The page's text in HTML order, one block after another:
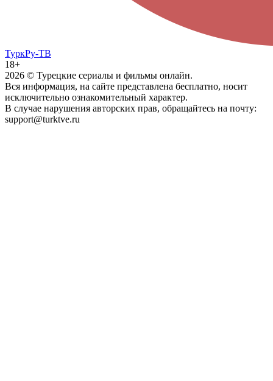
ТуркРу-ТВ
18+
2026 © Турецкие сериалы и фильмы онлайн.
Вся информация, на сайте представлена бесплатно, носит
исключительно ознакомительный характер.
В случае нарушения авторских прав, обращайтесь на почту:
support@turktve.ru